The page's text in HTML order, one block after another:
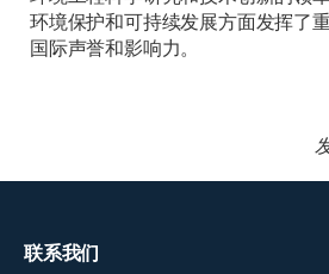
环境保护和可持续发展方面发挥了
国际声誉和影响力。
联系我们